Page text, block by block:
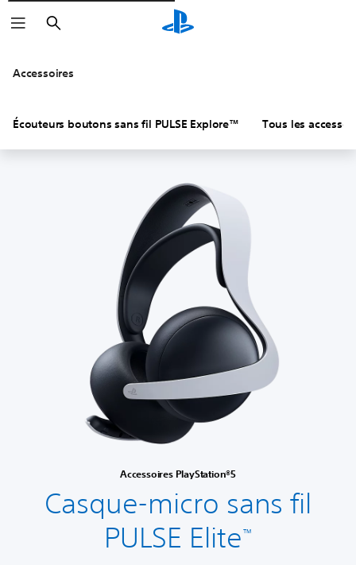
Accessoires
Écouteurs boutons sans fil PULSE Explore™ Tous les
Accessoires PlayStation®5
Casque-micro sans fil
PULSE Elite™